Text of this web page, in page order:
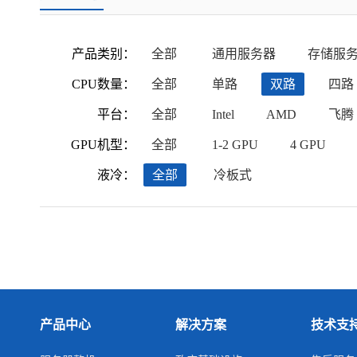
产品类别：
CPU数量：
平台：
GPU机型：
液冷：
全部 通用服务器 存储服
全部 单路 双路 四路
全部 Intel AMD 飞腾
全部 1-2 GPU 4 GPU
全部 冷板式
产品中心 解决方案 技术支